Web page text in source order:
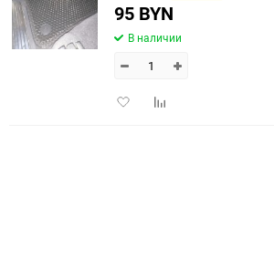
95 BYN
В наличии
ДобавитьДобавить